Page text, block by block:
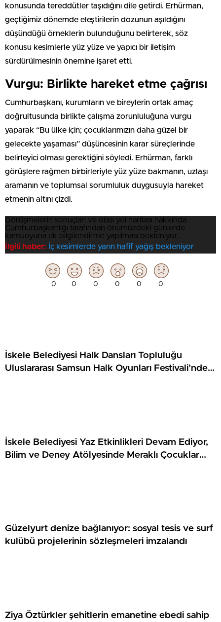
konusunda tereddütler taşıdığını dile getirdi. Erhürman,
geçtiğimiz dönemde eleştirilerin dozunun aşıldığını
düşündüğü örneklerin bulunduğunu belirterek, söz
konusu kesimlerle yüz yüze ve yapıcı bir iletişim
sürdürülmesinin önemine işaret etti.
Vurgu: Birlikte hareket etme çağrısı
Cumhurbaşkanı, kurumların ve bireylerin ortak amaç
doğrultusunda birlikte çalışma zorunluluğuna vurgu
yaparak “Bu ülke için; çocuklarımızın daha güzel bir
gelecekte yaşaması” düşüncesinin karar süreçlerinde
belirleyici olması gerektiğini söyledi. Erhürman, farklı
görüşlere rağmen birbirleriyle yüz yüze bakmanın, uzlaşı
aramanın ve toplumsal sorumluluk duygusuyla hareket
etmenin altını çizdi.
Görüşmelerin sonuçları ve olası yol haritası hakkında
Cumhurbaşkanlığı tarafından önümüzdeki günlerde
kamuoyuna ek bilgilendirme yapılması bekleniyor.
İlgili haber: İç kesimlerde yarın hafif yağış bekleniyor
0 0 0 0 0 0
İskele Belediyesi Halk Dansları Topluluğu
Uluslararası Samsun Halk Oyunları Festivali’nde
İskele Belediyesi Yaz Etkinlikleri Devam Ediyor,
Bilim ve Deney Atölyesinde Meraklı Çocuklar
Güzelyurt denize bağlanıyor: sosyal tesis ve surf
kulübü projelerinin sözleşmeleri imzalandı
Ziya Öztürkler şehitlerin emanetine ebedi sahip